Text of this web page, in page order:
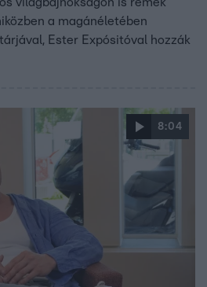
a magánéletében
Ester Expósitóval hozzák
8:04